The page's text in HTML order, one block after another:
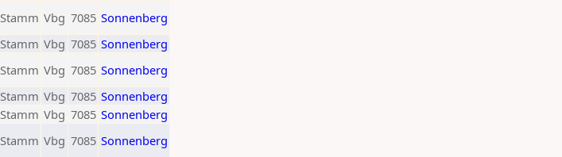
Stamm Vbg 7085 Sonnenberg
Stamm Vbg 7085 Sonnenberg
Stamm Vbg 7085 Sonnenberg
Stamm Vbg 7085 Sonnenberg
Stamm Vbg 7085 Sonnenberg
Stamm Vbg 7085 Sonnenberg